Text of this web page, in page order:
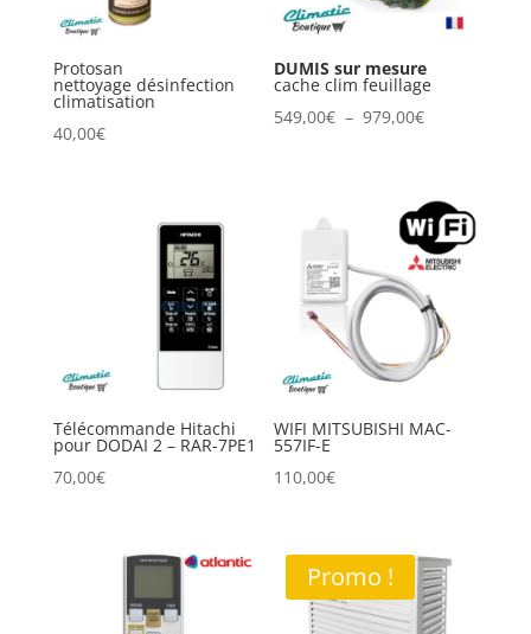
Protosan
nettoyage désinfection
climatisation
40,00€
DUMIS sur mesure
cache clim feuillage
549,00€ – 979,00€Plage
549,00€
à
979,00€
Télécommande Hitachi
pour DODAI 2 – RAR-7PE1
70,00€
WIFI MITSUBISHI MAC-
557IF-E
110,00€
Promo !